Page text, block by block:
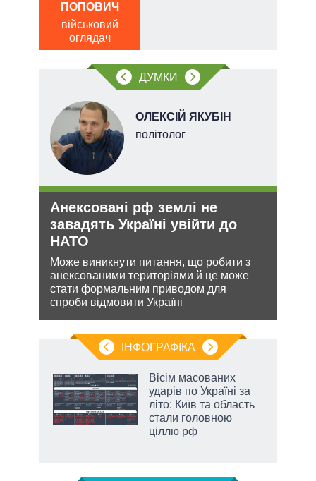
ПОПОВИЧ
військовий
оглядач
ДУМКИ
ОЛЕКСІЙ ЯКУБІН
політолог
Анексовані рф землі не
завадять Україні увійти до
НАТО
Може виникнути питання, що робити з
анексованими територіями й це може
стати формальним приводом для
спроби відмовити Україні
ІНФОГРАФІКА
Вісім масованих
ударів по Україні за
літо: Київ та область
стали головною
ціллю рф